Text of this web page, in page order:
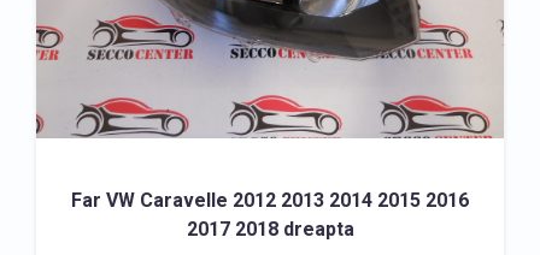
Far VW Caravelle 2012 2013 2014 2015 2016
2017 2018 dreapta